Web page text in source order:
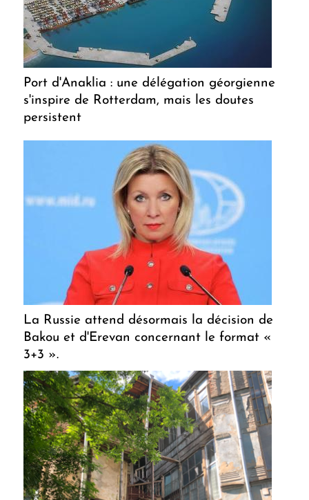
Port d'Anaklia : une délégation géorgienne
s'inspire de Rotterdam, mais les doutes
persistent
La Russie attend désormais la décision de
Bakou et d'Erevan concernant le format «
3+3 ».